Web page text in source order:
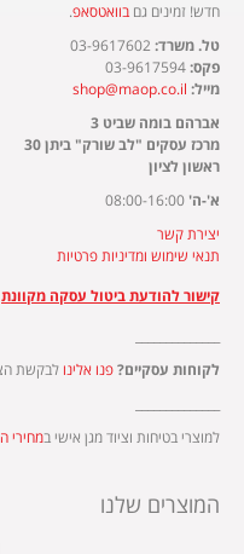
חדש! זמינים גם בוואטסאפ.​
טל. משרד:03-9617602
פקס:
מייל: shop@maop.co.il
אברהם בומה שביט 3
מרכז עסקים "לב שורק" ביתן 30
ראשון לציון
א'-ה' 08:00-16:00
יצירת קשר
תנאי שימוש ומדיניות פרטיות
קישור להודעת ביטול עסקה מקוונת
לקוחות עסקיים?פנו אלינו לבקשת
למוצרי בטיחות וציוד מגן אישי במחירי
המוצרים שלנו